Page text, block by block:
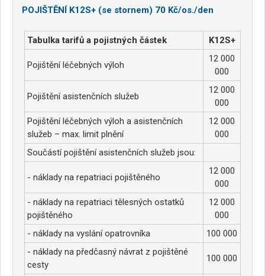
POJIŠTĚNÍ K12S+ (se stornem) 70 Kč/os./den
Tabulka tarifů a pojistných částek K12S+
Pojištění léčebných výloh
12 000
000
Pojištění asistenčních služeb
12 000
000
Pojištění léčebných výloh a asistenčních
služeb – max. limit plnění
12 000
000
Součástí pojištění asistenčních služeb jsou:
- náklady na repatriaci pojištěného
12 000
000
- náklady na repatriaci tělesných ostatků
pojištěného
12 000
000
- náklady na vyslání opatrovníka
100 000
- náklady na předčasný návrat z pojištěné
cesty
100 000